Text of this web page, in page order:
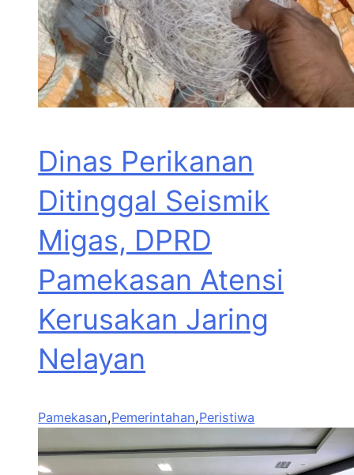
Dinas Perikanan
Ditinggal Seismik
Migas, DPRD
Pamekasan Atensi
Kerusakan Jaring
Nelayan
Pamekasan,Pemerintahan,Peristiwa